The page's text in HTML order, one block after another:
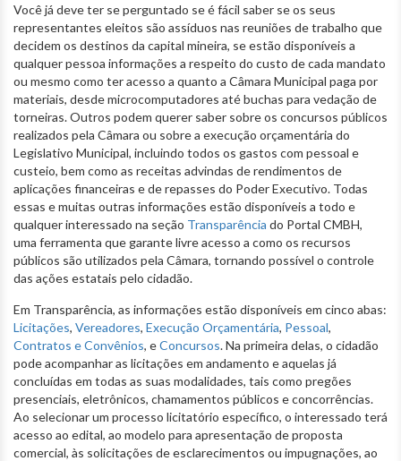
Você já deve ter se perguntado se é fácil saber se os seus
representantes eleitos são assíduos nas reuniões de trabalho que
decidem os destinos da capital mineira, se estão disponíveis a
qualquer pessoa informações a respeito do custo de cada mandato
ou mesmo como ter acesso a quanto a Câmara Municipal paga por
materiais, desde microcomputadores até buchas para vedação de
torneiras. Outros podem querer saber sobre os concursos públicos
realizados pela Câmara ou sobre a execução orçamentária do
Legislativo Municipal, incluindo todos os gastos com pessoal e
custeio, bem como as receitas advindas de rendimentos de
aplicações financeiras e de repasses do Poder Executivo. Todas
essas e muitas outras informações estão disponíveis a todo e
qualquer interessado na seção Transparência do Portal CMBH,
uma ferramenta que garante livre acesso a como os recursos
públicos são utilizados pela Câmara, tornando possível o controle
das ações estatais pelo cidadão.
Em Transparência, as informações estão disponíveis em cinco abas:
Licitações, Vereadores, Execução Orçamentária, Pessoal,
Contratos e Convênios, eConcursos. Na primeira delas, o cidadão
pode acompanhar as licitações em andamento e aquelas já
concluídas em todas as suas modalidades, tais como pregões
presenciais, eletrônicos, chamamentos públicos e concorrências.
Ao selecionar um processo licitatório específico, o interessado terá
acesso ao edital, ao modelo para apresentação de proposta
comercial, às solicitações de esclarecimentos ou impugnações, ao